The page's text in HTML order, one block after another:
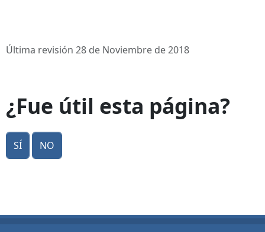
Última revisión 28 de Noviembre de 2018
¿Fue útil esta página?
Sí No